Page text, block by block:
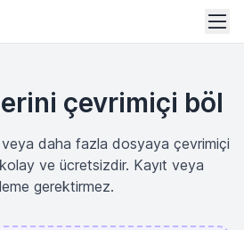
çevrimiçi böl
veya daha fazla dosyaya çevrimiçi
ve ücretsizdir. Kayıt veya
gerektirmez.